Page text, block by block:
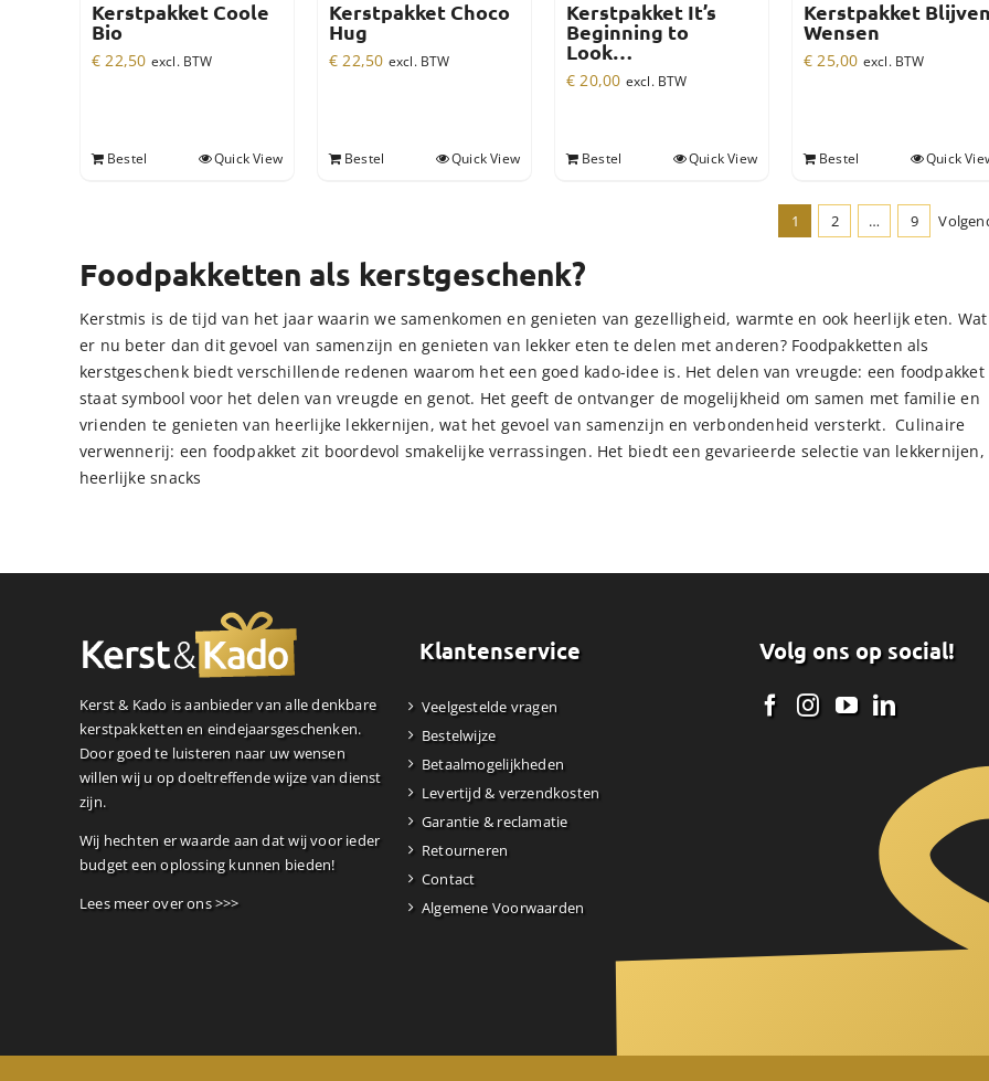
Kerstpakket Coole
Bio
€ 22,50 excl. BTW
Bestel Quick View
Kerstpakket Choco
Hug
€ 22,50 excl. BTW
Bestel Quick View
Kerstpakket It’s
Beginning to
Look…
€ 20,00 excl. BTW
Bestel Quick View
Kerstpakket
Wensen
€ 25,00 excl. BTW
Bestel Quick
1 2 … 9
Foodpakketten als kerstgeschenk?
Kerstmis is de tijd van het jaar waarin we samenkomen en genieten van gezelligheid, warmte en ook heerlijk eten.
er nu beter dan dit gevoel van samenzijn en genieten van lekker eten te delen met anderen? Foodpakketten als
kerstgeschenk biedt verschillende redenen waarom het een goed kado-idee is. Het delen van vreugde: een foodpakket
staat symbool voor het delen van vreugde en genot. Het geeft de ontvanger de mogelijkheid om samen met familie en
vrienden te genieten van heerlijke lekkernijen, wat het gevoel van samenzijn en verbondenheid versterkt. Culinaire
verwennerij: een foodpakket zit boordevol smakelijke verrassingen. Het biedt een gevarieerde selectie van lekkernijen,
heerlijke snacks
Kerst & Kado is aanbieder van alle denkbare
kerstpakketten en eindejaarsgeschenken.
Door goed te luisteren naar uw wensen
willen wij u op doeltreffende wijze van dienst
zijn.
Wij hechten er waarde aan dat wij voor ieder
budget een oplossing kunnen bieden!
Lees meer over ons >>>
Klantenservice
Veelgestelde vragen
Bestelwijze
Betaalmogelijkheden
Levertijd & verzendkosten
Garantie & reclamatie
Retourneren
Contact
Algemene Voorwaarden
Volg ons op social!